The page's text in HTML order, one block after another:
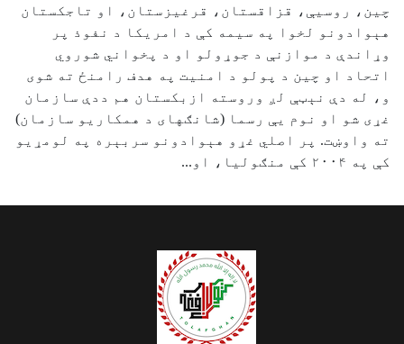
چين، روسيې، قزاقستان، قرغيزستان، او تاجکستان
هېوادونو لخوا په سيمه کې د امريکا د نفوذ پر
وړاندې د موازنې د جوړولو او د پخواني شوروي
اتحاد او چين د پولو د امنيت په هدف رامنځ ته شوی
و، له دې نېټې لږ وروسته ازبکستان هم ددې سازمان
غړی شو او نوم یې رسما (شانګهای د همکاريو سازمان)
ته واوښت. پر اصلي غړو هېوادونو سربېره په لومړيو
کې په ۲۰۰۴ کې منګوليا، او...